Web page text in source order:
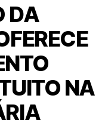
DA
NA